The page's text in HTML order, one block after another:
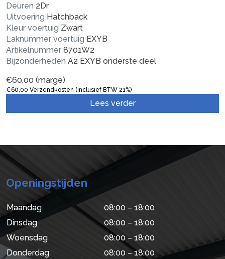
Deuren 2Dr
Uitvoering Hatchback
Kleur voertuig Zwart
Laknummer voertuig EXYB
Artikelnummer 8701W2
Bijzonderheden A2 EXYB onderste deel
€60,00 (marge)
€60,00 Verzendkosten (inclusief BTW 21%)
Lees verder
Openingstijden
Maandag
08:00 – 18:00
Dinsdag
08:00 – 18:00
Woensdag
08:00 – 18:00
Donderdag
08:00 – 18:00